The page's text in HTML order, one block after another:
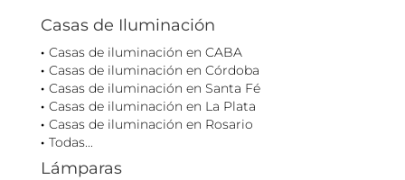
Casas de Iluminación
Casas de iluminación en CABA
Casas de iluminación en Córdoba
Casas de iluminación en Santa Fé
Casas de iluminación en La Plata
Casas de iluminación en Rosario
Todas...
Lámparas